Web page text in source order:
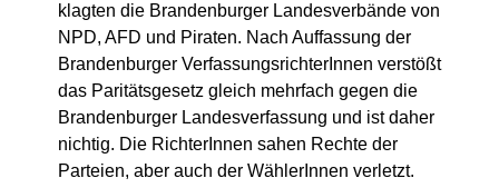
klagten die Brandenburger Landesverbände von
NPD, AFD und Piraten. Nach Auffassung der
Brandenburger VerfassungsrichterInnen verstößt
das Paritätsgesetz gleich mehrfach gegen die
Brandenburger Landesverfassung und ist daher
nichtig. Die RichterInnen sahen Rechte der
Parteien, aber auch der WählerInnen verletzt.